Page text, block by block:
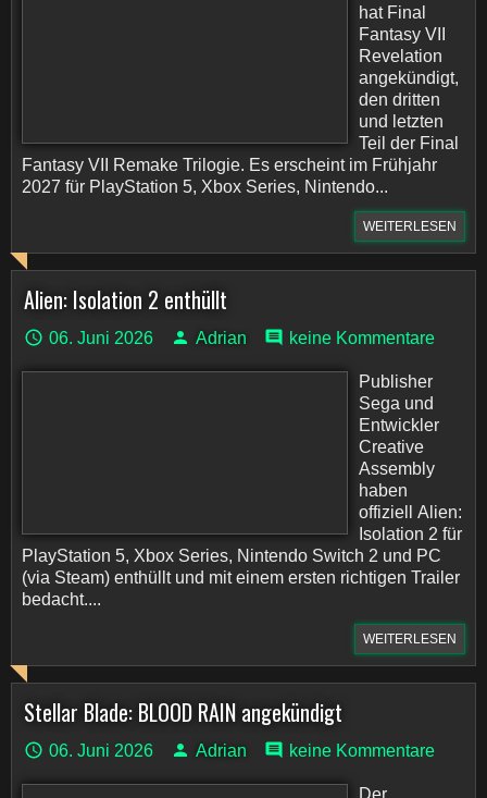
hat Final
Fantasy VII
Revelation
angekündigt,
den dritten
und letzten
Teil der Final
Fantasy VII Remake Trilogie. Es erscheint im Frühjahr
2027 für PlayStation 5, Xbox Series, Nintendo...
WEITERLESEN
Alien: Isolation 2 enthüllt
06. Juni 2026 Adrian keine Kommentare
Publisher
Sega und
Entwickler
Creative
Assembly
haben
offiziell Alien:
Isolation 2 für
PlayStation 5, Xbox Series, Nintendo Switch 2 und PC
(via Steam) enthüllt und mit einem ersten richtigen Trailer
bedacht....
WEITERLESEN
Stellar Blade: BLOOD RAIN angekündigt
06. Juni 2026 Adrian keine Kommentare
Der